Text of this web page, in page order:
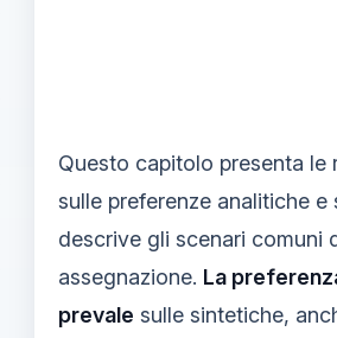
Questo capitolo presenta le
sulle preferenze analitiche e
descrive gli scenari comuni
assegnazione. La
prevale sulle sintetiche,